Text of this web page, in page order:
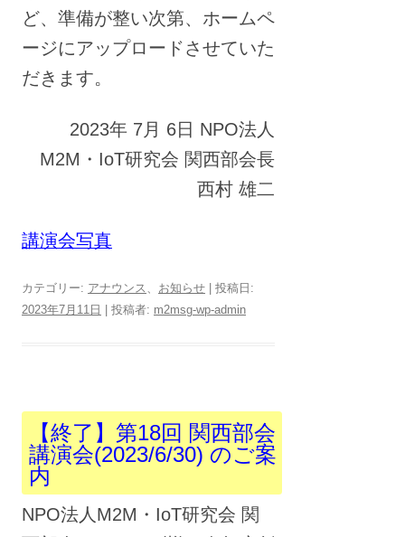
ど、準備が整い次第、ホームペ
ージにアップロードさせていた
だきます。
2023年 7月 6日 NPO法人
M2M・IoT研究会 関西部会長
西村 雄二
講演会写真
カテゴリー: アナウンス 、 お知らせ | 投稿日:
2023年7月11日
投稿者: m2msg-wp-admin
【終了】第18回 関西部会
講演会(2023/6/30) のご案
内
NPO法人M2M・IoT研究会 関